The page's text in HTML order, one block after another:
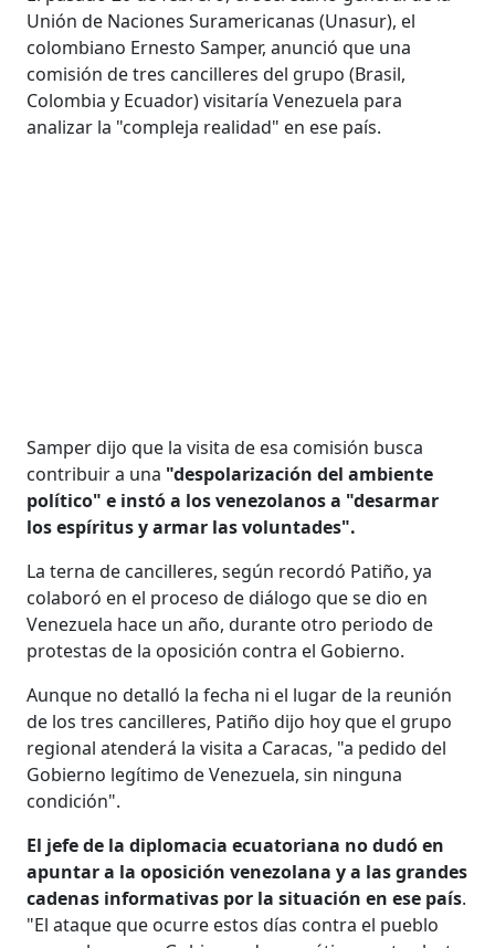
Unión de Naciones Suramericanas (Unasur), el
colombiano Ernesto Samper, anunció que una
comisión de tres cancilleres del grupo (Brasil,
Colombia y Ecuador) visitaría Venezuela para
analizar la "compleja realidad" en ese país.
Samper dijo que la visita de esa comisión busca
contribuir a una "despolarización del ambiente
político" e instó a los venezolanos a "desarmar
los espíritus y armar las voluntades".
La terna de cancilleres, según recordó Patiño, ya
colaboró en el proceso de diálogo que se dio en
Venezuela hace un año, durante otro periodo de
protestas de la oposición contra el Gobierno.
Aunque no detalló la fecha ni el lugar de la reunión
de los tres cancilleres, Patiño dijo hoy que el grupo
regional atenderá la visita a Caracas, "a pedido del
Gobierno legítimo de Venezuela, sin ninguna
condición".
El jefe de la diplomacia ecuatoriana no dudó en
apuntar a la oposición venezolana y a las grandes
cadenas informativas por la situación en ese país.
"El ataque que ocurre estos días contra el pueblo